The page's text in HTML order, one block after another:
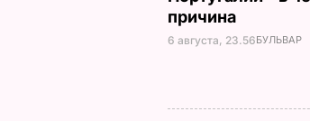
Португалии – в
причина